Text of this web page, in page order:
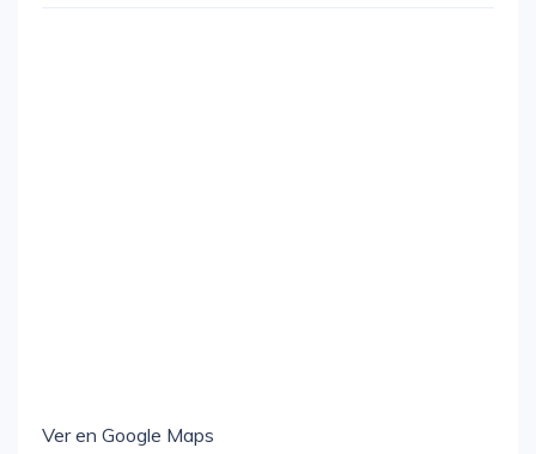
Ver en Google Maps